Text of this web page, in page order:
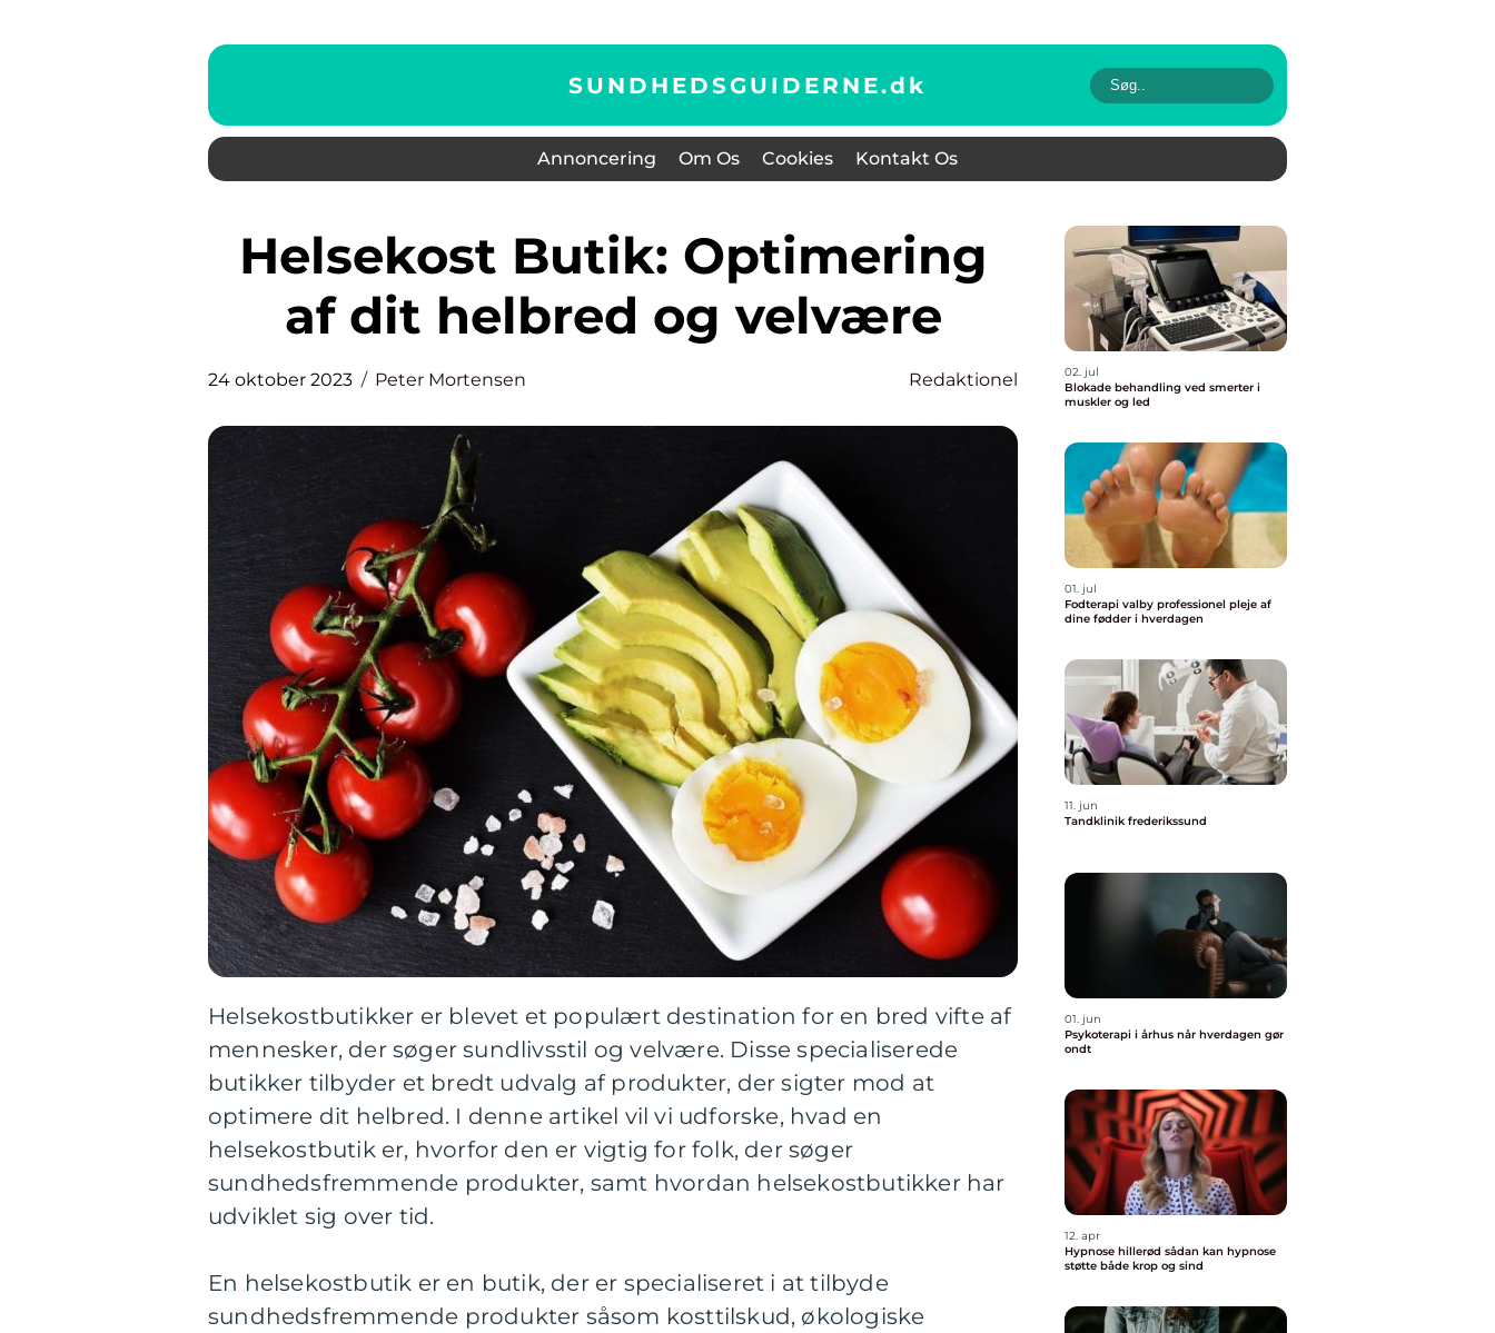
SUNDHEDSGUIDERNE.dk
Annoncering Om Os Cookies Kontakt Os
Helsekost Butik: Optimering
af dit helbred og velvære
24 oktober 2023 Peter Mortensen Redaktionel
Helsekostbutikker er blevet et populært destination for en bred vifte af
mennesker, der søger sundlivsstil og velvære. Disse specialiserede
butikker tilbyder et bredt udvalg af produkter, der sigter mod at
optimere dit helbred. I denne artikel vil vi udforske, hvad en
helsekostbutik er, hvorfor den er vigtig for folk, der søger
sundhedsfremmende produkter, samt hvordan helsekostbutikker har
udviklet sig over tid.
En helsekostbutik er en butik, der er specialiseret i at tilbyde
sundhedsfremmende produkter såsom kosttilskud, økologiske
02. jul
Blokade behandling ved smerter i
muskler og led
01. jul
Fodterapi valby professionel pleje af
dine fødder i hverdagen
11. jun
Tandklinik frederikssund
01. jun
Psykoterapi i århus når hverdagen gør
ondt
12. apr
Hypnose hillerød sådan kan hypnose
støtte både krop og sind